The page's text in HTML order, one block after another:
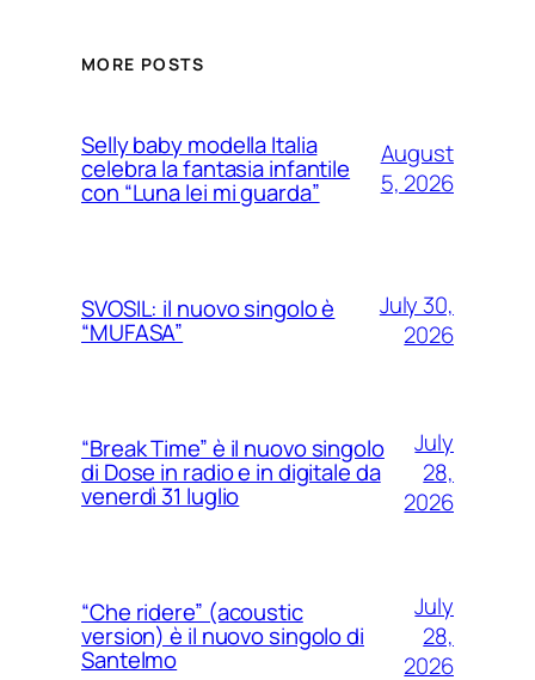
MORE POSTS
Selly baby modella Italia
celebra la fantasia infantile
con “Luna lei mi guarda”
August
5, 2026
SVOSIL: il nuovo singolo è
“MUFASA”
July 30,
2026
“Break Time” è il nuovo singolo
di Dose in radio e in digitale da
venerdì 31 luglio
July
28,
2026
“Che ridere” (acoustic
version) è il nuovo singolo di
Santelmo
July
28,
2026